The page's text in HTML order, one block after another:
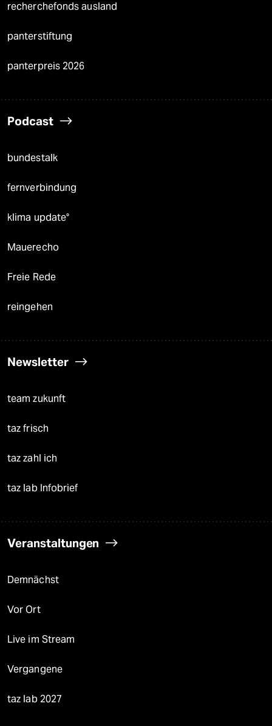
recherchefonds ausland
panterstiftung
panterpreis 2026
Podcast
bundestalk
fernverbindung
klima update°
Mauerecho
Freie Rede
reingehen
Newsletter
team zukunft
taz frisch
taz zahl ich
taz lab Infobrief
Veranstaltungen
Demnächst
Vor Ort
Live im Stream
Vergangene
taz lab 2027